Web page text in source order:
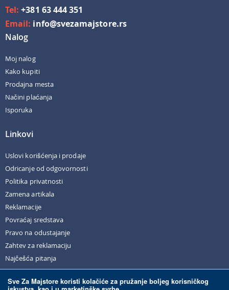
Sve Za Majstore koristi kolačiće za pružanje boljeg korisničkog
Tel:+381 63 444 351
Email: info@svezamajstore.rs
Nalog
Moj nalog
Kako kupiti
Prodajna mesta
Načini plaćanja
Isporuka
Linkovi
Uslovi korišćenja i prodaje
Odricanje od odgovornosti
Politika privatnosti
Zamena artikala
Reklamacije
Povraćaj sredstava
Pravo na odustajanje
Zahtev za reklamaciju
Najčešća pitanja